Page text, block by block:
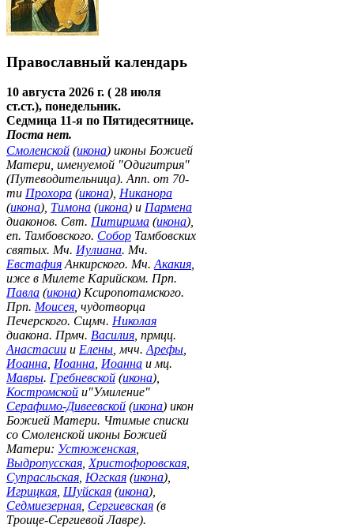
Православный календарь
10 августа 2026 г. ( 28 июля
ст.ст.), понедельник.
Седмица 11-я по Пятидесятнице.
Поста нет.
Смоленской (икона) иконы Божией
Матери, именуемой "Одигитрия"
(Путеводительница). Апп. от 70-
ти Прохора (икона), Никанора
(икона), Тимона (икона) и Пармена
диаконов. Свт. Питирима (икона),
еп. Тамбовского. Собор Тамбовских
святых. Мч. Иулиана. Мч.
ЕвстафияАнкирского. Мч.Акакия,
иже в Милете Карийском. Прп.
Павла (икона) Ксиропотамского.
Прп. Моисея, чудотворца
Печерского. Сщмч. Николая
диакона. Прмч. Василия, прмцц.
Анастасии и Елены, мчч.Арефы,
Иоанна, Иоанна, Иоанна и мц.
Мавры. Гребневской (икона),
Костромской и"Умиление"
Серафимо-Дивеевской (икона) икон
Божией Матери. Чтимые списки
со Смоленской иконы Божией
Матери: Устюженская,
Выдропусская,Христофоровская,
Супрасльская, Югская (икона),
Игрицкая, Шуйская (икона),
Седмиезерная, Сергиевская (в
Троице-Сергиевой Лавре).